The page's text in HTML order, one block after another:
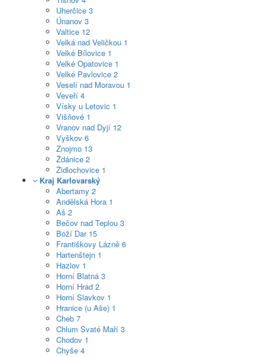
Uherčice 3
Únanov 3
Valtice 12
Velká nad Veličkou 1
Velké Bílovice 1
Velké Opatovice 1
Velké Pavlovice 2
Veselí nad Moravou 1
Veveří 4
Vísky u Letovic 1
Višňové 1
Vranov nad Dyjí 12
Vyškov 6
Znojmo 13
Ždánice 2
Židlochovice 1
Kraj Karlovarský
Abertamy 2
Andělská Hora 1
Aš 2
Bečov nad Teplou 3
Boží Dar 15
Františkovy Lázně 6
Hartenštejn 1
Hazlov 1
Horní Blatná 3
Horní Hrad 2
Horní Slavkov 1
Hranice (u Aše) 1
Cheb 7
Chlum Svaté Maří 3
Chodov 1
Chyše 4